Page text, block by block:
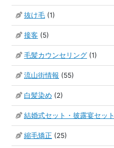
抜け毛 (1)
接客 (5)
毛髪カウンセリング (1)
流山街情報 (55)
白髪染め (2)
結婚式セット・披露宴セット
縮毛矯正 (25)